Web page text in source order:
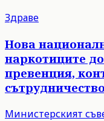
Здраве
Нова
наркотиците
превенция,
сътрудничество
Министерският